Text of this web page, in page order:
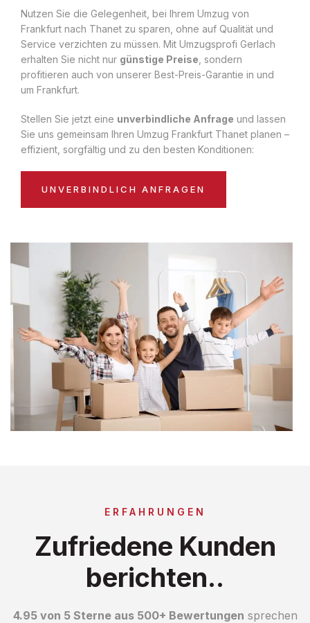
Nutzen Sie die Gelegenheit, bei Ihrem Umzug von
Frankfurt nach Thanet zu sparen, ohne auf Qualität und
Service verzichten zu müssen. Mit Umzugsprofi Gerlach
erhalten Sie nicht nur günstige Preise , sondern
profitieren auch von unserer Best-Preis-Garantie in und
um Frankfurt.
Stellen Sie jetzt eine unverbindliche Anfrage und lassen
Sie uns gemeinsam Ihren Umzug Frankfurt Thanet planen –
effizient, sorgfältig und zu den besten Konditionen:
UNVERBINDLICH ANFRAGEN
ERFAHRUNGEN
Zufriedene Kunden
berichten..
4.95 von 5 Sterne aus 500+ Bewertungen sprechen